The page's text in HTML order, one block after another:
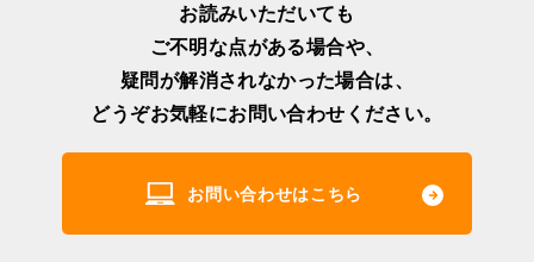
お読みいただいても
ご不明な点がある場合や、
疑問が解消されなかった場合は、
どうぞお気軽にお問い合わせください。
お問い合わせはこちら